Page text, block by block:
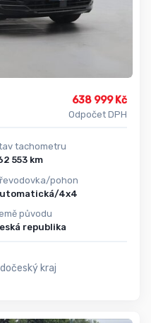
638 999 Kč
Odpočet DPH
tachometru
162 553 km
pohon
4x4
původu
republika
kraj